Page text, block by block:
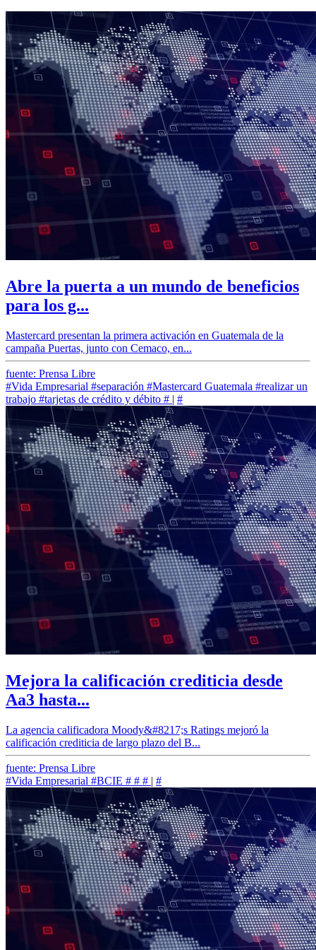
Abre la puerta a un mundo de beneficios
para los g...
Mastercard presentan la primera activación en Guatemala de la
campaña Puertas, junto con Cemaco, en...
fuente: Prensa Libre
#Vida Empresarial #separación #Mastercard Guatemala #realizar un
trabajo #tarjetas de crédito y débito # | #
Mejora la calificación crediticia desde
Aa3 hasta...
La agencia calificadora Moody&#8217;s Ratings mejoró la
calificación crediticia de largo plazo del B...
fuente: Prensa Libre
#Vida Empresarial #BCIE # # # | #